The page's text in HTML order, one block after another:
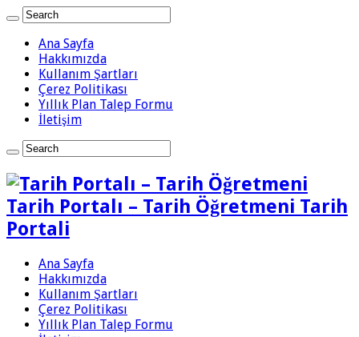
Ana Sayfa
Hakkımızda
Kullanım Şartları
Çerez Politikası
Yıllık Plan Talep Formu
İletişim
Tarih Portalı – Tarih Öğretmeni Tarih
Portali
Ana Sayfa
Hakkımızda
Kullanım Şartları
Çerez Politikası
Yıllık Plan Talep Formu